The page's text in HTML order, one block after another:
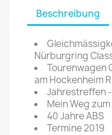
Beschreibung
Nürburgring
Tourenwagen
am Hockenheim
Jahrestreffen
Mein Weg
40 Jahre ABS
Termine 2019